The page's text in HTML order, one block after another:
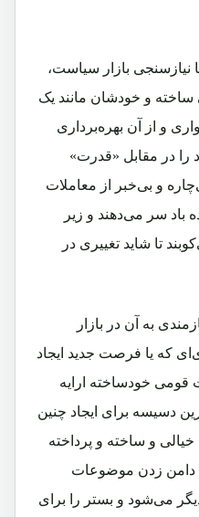
نیازسنجی بازار سیاست،
و خودشان مانند یک
و از آن بهره‌برداری
را در مقابل «قدرت»
و بی‌خبر از معاملات
باد سر می‌دهند و زیر
تا شاید تغییری در
به آن در بازار
که یا فرصت جدید ایجاد
قومی خود‌ساخته ارایه
دسیسه برای ایجاد چنین
و ساخته و پرداخته
دامن زدن موضوعات
می‌شود و بستر را برای